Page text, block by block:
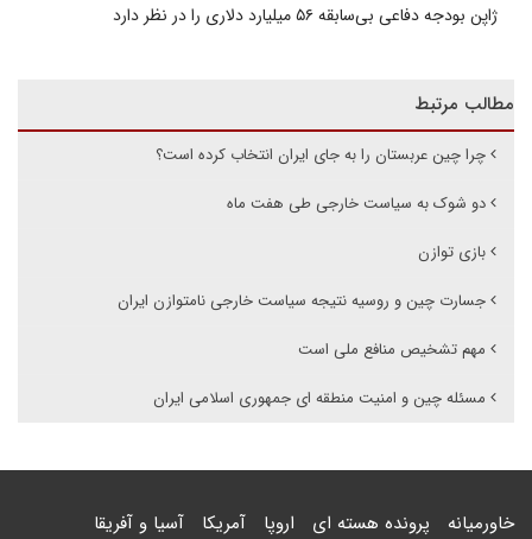
ژاپن بودجه دفاعی بی‌سابقه ۵۶ میلیارد دلاری را در نظر دارد
مطالب مرتبط
چرا چین عربستان را به جای ایران انتخاب کرده است؟
دو شوک به سیاست خارجی طی هفت ماه
بازی توازن
جسارت چین و روسیه نتیجه سیاست خارجی نامتوازن ایران
مهم تشخیص منافع ملی است
مسئله چین و امنیت منطقه ای جمهوری اسلامی ایران
خاورمیانه پرونده هسته ای اروپا آمریکا آسیا و آفریقا